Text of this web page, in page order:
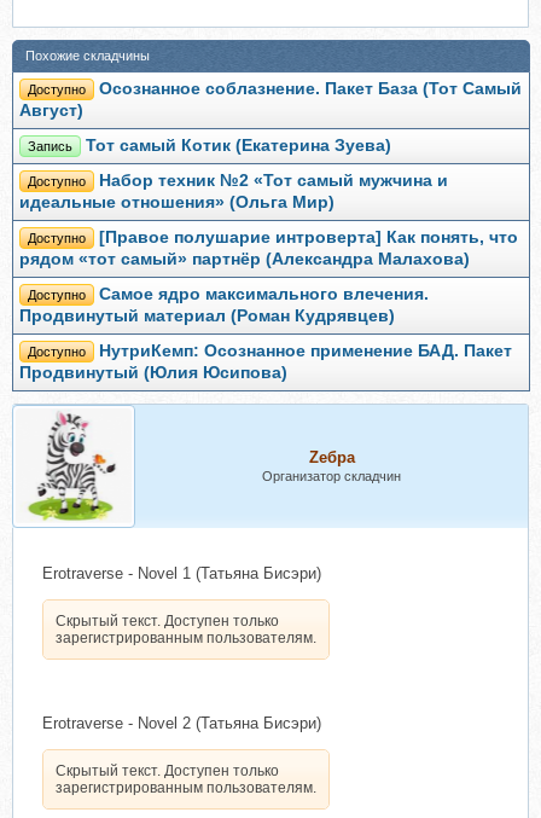
Похожие складчины
Доступно
Осознанное соблазнение. Пакет База (Тот Самый
Август)
Запись Тот самый Котик (Екатерина Зуева)
Доступно
Набор техник №2 «Тот самый мужчина и
идеальные отношения» (Ольга Мир)
Доступно
[Правое полушарие интроверта] Как понять, что
рядом «тот самый» партнёр (Александра Малахова)
Доступно
Самое ядро максимального влечения.
Продвинутый материал (Роман Кудрявцев)
Доступно
НутриКемп: Осознанное применение БАД. Пакет
Продвинутый (Юлия Юсипова)
Zебра
Организатор складчин
Erotraverse - Novel 1 (Татьяна Бисэри)
Скрытый текст. Доступен только
зарегистрированным пользователям.
Erotraverse - Novel 2 (Татьяна Бисэри)
Скрытый текст. Доступен только
зарегистрированным пользователям.